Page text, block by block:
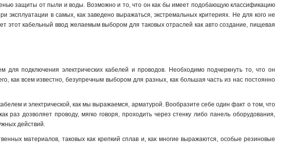
защиты от пыли и воды. Возможно и то, что он как бы имеет подобающую классификацию
эксплуатации в самых, как заведено выражаться, экстремальных критериях. Не для кого не
этот кабельный ввод желаемым выбором для таковых отраслей как авто создание, пищевая
подключения электрических кабелей и проводов. Необходимо подчеркнуть то, что он
как всем известно, безупречным выбором для разных, как большая часть из нас постоянно
и электрической, как мы выражаемся, арматурой. Вообразите себе один факт о том, что
раз дозволяет проводу, мягко говоря, проходить через стенку либо панель оборудования,
действий.
материалов, таковых как крепкий сплав и, как многие выражаются, особые резиновые